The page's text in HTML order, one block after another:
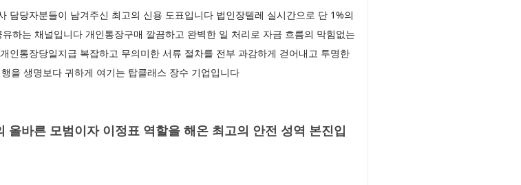
담당자분들이 남겨주신 최고의 신용 도표입니다 법인장텔레 실시간으로 단 1%의
하는 채널입니다 개인통장구매 깔끔하고 완벽한 일 처리로 자금 흐름의 막힘없는
인통장당일지급 복잡하고 무의미한 서류 절차를 전부 과감하게 걷어내고 투명한
을 생명보다 귀하게 여기는 탑클래스 장수 기업입니다
바른 모범이자 이정표 역할을 해온 최고의 안전 성역 본진입